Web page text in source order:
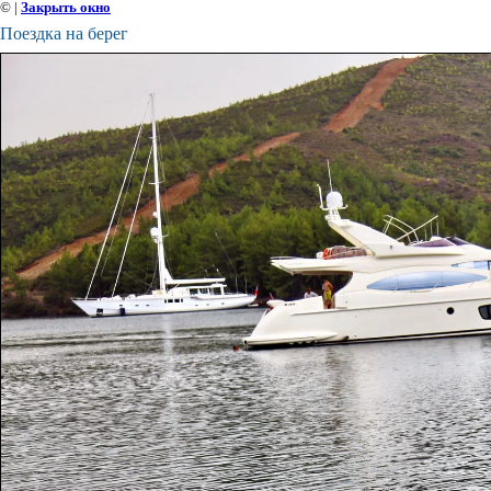
© | Закрыть окно
Поездка на берег